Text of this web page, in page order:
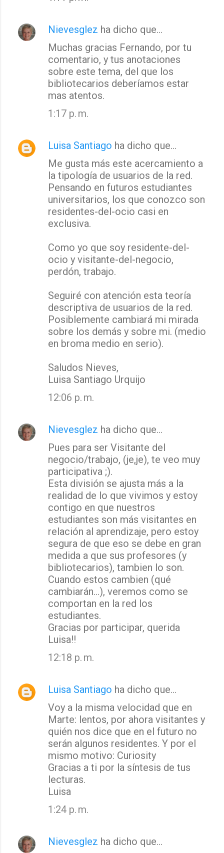
Nievesglez ha dicho que…
Muchas gracias Fernando, por tu
comentario, y tus anotaciones
sobre este tema, del que los
bibliotecarios deberíamos estar
mas atentos.
1:17 p. m.
Luisa Santiago ha dicho que…
Me gusta más este acercamiento a
la tipología de usuarios de la red.
Pensando en futuros estudiantes
universitarios, los que conozco son
residentes-del-ocio casi en
exclusiva.
Como yo que soy residente-del-
ocio y visitante-del-negocio,
perdón, trabajo.
Seguiré con atención esta teoría
descriptiva de usuarios de la red.
Posiblemente cambiará mi mirada
sobre los demás y sobre mi. (medio
en broma medio en serio).
Saludos Nieves,
Luisa Santiago Urquijo
12:06 p. m.
Nievesglez ha dicho que…
Pues para ser Visitante del
negocio/trabajo, (je,je), te veo muy
participativa ;).
Esta división se ajusta más a la
realidad de lo que vivimos y estoy
contigo en que nuestros
estudiantes son más visitantes en
relación al aprendizaje, pero estoy
segura de que eso se debe en gran
medida a que sus profesores (y
bibliotecarios), tambien lo son.
Cuando estos cambien (qué
cambiarán...), veremos como se
comportan en la red los
estudiantes.
Gracias por participar, querida
Luisa!!
12:18 p. m.
Luisa Santiago ha dicho que…
Voy a la misma velocidad que en
Marte: lentos, por ahora visitantes y
quién nos dice que en el futuro no
serán algunos residentes. Y por el
mismo motivo: Curiosity
Gracias a ti por la síntesis de tus
lecturas.
Luisa
1:24 p. m.
Nievesglez ha dicho que…